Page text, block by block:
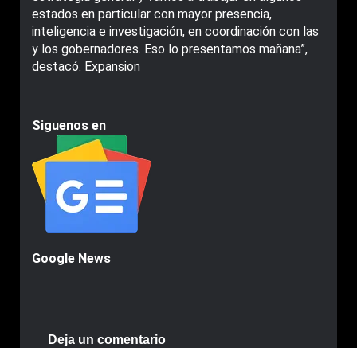
estados en particular con mayor presencia,
inteligencia e investigación, en coordinación con las
y los gobernadores. Eso lo presentamos mañana”,
destacó. Expansion
Siguenos en
Google News
Deja un comentario